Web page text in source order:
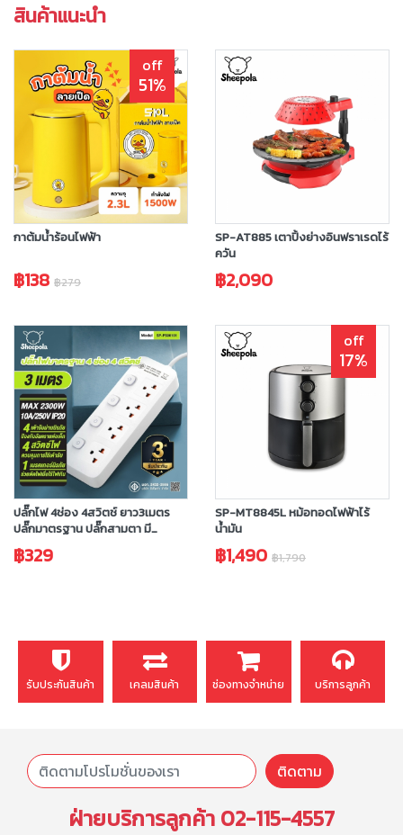
สินค้าแนะนำ
off
51%
กาต้มน้ำร้อนไฟฟ้า
฿138 ฿279
SP-AT885 เตาปิ้งย่างอินฟราเรดไร้
ควัน
฿2,090
ปลั๊กไฟ 4ช่อง 4สวิตช์ ยาว3เมตร
ปลั๊กมาตรฐาน ปลั๊กสามตา มี
มอก.ประกัน 3 ปี
฿329
off
17%
SP-MT8845L หม้อทอดไฟฟ้าไร้
น้ำมัน
฿1,490 ฿1,790
รับประกันสินค้า เคลมสินค้า ช่องทางจำหน่าย บริการลูกค้า
ติดตาม
ฝ่ายบริการลูกค้า 02-115-4557